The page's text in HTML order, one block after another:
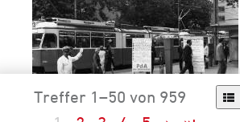
Treffer 1–50 von 959